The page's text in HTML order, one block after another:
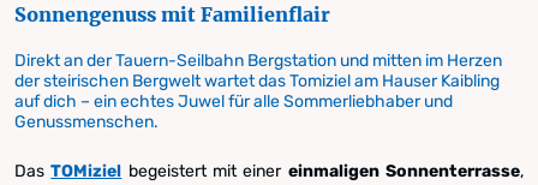
Sonnengenuss mit Familienflair
Direkt an der Tauern-Seilbahn Bergstation und mitten im Herzen
der steirischen Bergwelt wartet das Tomiziel am Hauser Kaibling
auf dich – ein echtes Juwel für alle Sommerliebhaber und
Genussmenschen.
DasTOMiziel begeistert mit einer einmaligen Sonnenterrasse,